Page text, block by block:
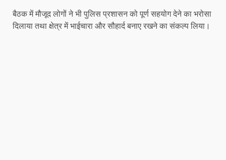
बैठक में मौजूद लोगों ने भी पुलिस प्रशासन को पूर्ण सहयोग देने का भरोसा
दिलाया तथा क्षेत्र में भाईचारा और सौहार्द बनाए रखने का संकल्प लिया।